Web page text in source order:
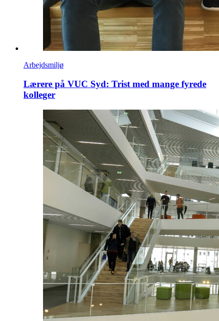
Arbejdsmiljø
Lærere på VUC Syd: Trist med mange fyrede
kolleger